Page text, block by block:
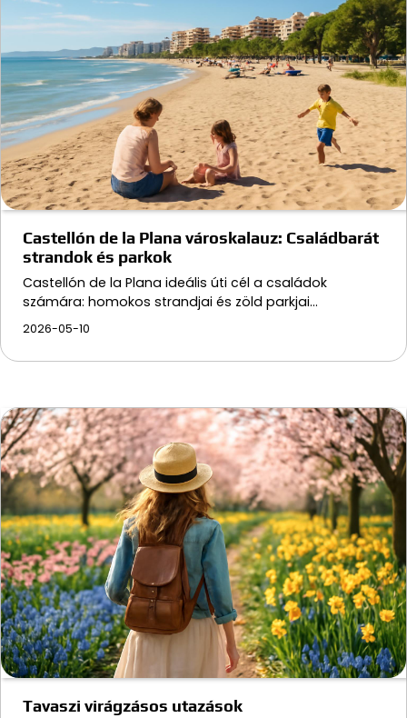
Castellón de la Plana városkalauz: Családbarát
strandok és parkok
Castellón de la Plana ideális úti cél a családok
számára: homokos strandjai és zöld parkjai…
2026-05-10
Tavaszi virágzásos utazások